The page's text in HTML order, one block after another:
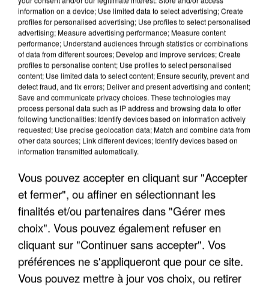
UNE TOURISTE DE L’OISE EMPORTÉE PAR UNE
information on a device; Use limited data to select advertising; Create
profiles for personalised advertising; Use profiles to select personalised
advertising; Measure advertising performance; Measure content
performance; Understand audiences through statistics or combinations
of data from different sources; Develop and improve services; Create
profiles to personalise content; Use profiles to select personalised
content; Use limited data to select content; Ensure security, prevent and
detect fraud, and fix errors; Deliver and present advertising and content;
Save and communicate privacy choices. These technologies may
process personal data such as IP address and browsing data to offer
following functionalities: Identify devices based on information actively
requested; Use precise geolocation data; Match and combine data from
other data sources; Link different devices; Identify devices based on
information transmitted automatically.
Vous pouvez accepter en cliquant sur "Accepter
et fermer", ou affiner en sélectionnant les
finalités et/ou partenaires dans "Gérer mes
choix". Vous pouvez également refuser en
cliquant sur "Continuer sans accepter". Vos
préférences ne s'appliqueront que pour ce site.
Vous pouvez mettre à jour vos choix, ou retirer